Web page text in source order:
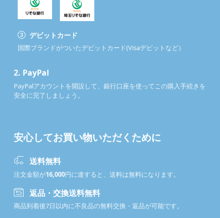
デビットカード
国際ブランドがついたデビットカード(Visaデビットなど）
2. PayPal
PayPalアカウントを開設して、銀行口座を使ってこの購入手続きを
安全に完了しましょう。
安心してお買い物いただくために
送料無料
注文金額が16,000円に達すると、送料は無料になります。
返品・交換送料無料
商品到着後7日以内に不良品の無料交換・返品が可能です。